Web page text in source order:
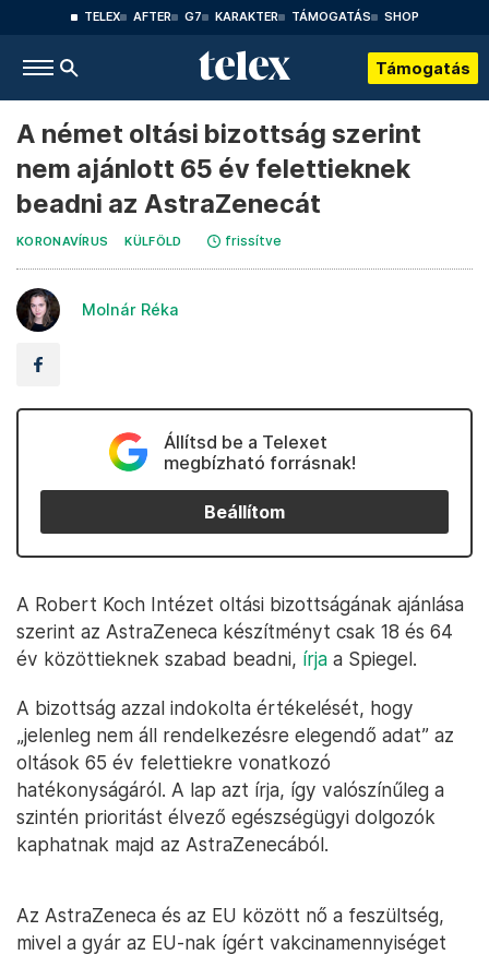
TELEX AFTER G7 KARAKTER TÁMOGATÁS SHOP
Támogatás
A német oltási bizottság szerint
nem ajánlott 65 év felettieknek
beadni az AstraZenecát
KORONAVÍRUS KÜLFÖLD frissítve
Molnár Réka
Állítsd be a Telexet
megbízható forrásnak!
Beállítom
A Robert Koch Intézet oltási bizottságának ajánlása
szerint az AstraZeneca készítményt csak 18 és 64
év közöttieknek szabad beadni, írja a Spiegel.
A bizottság azzal indokolta értékelését, hogy
„jelenleg nem áll rendelkezésre elegendő adat” az
oltások 65 év felettiekre vonatkozó
hatékonyságáról. A lap azt írja, így valószínűleg a
szintén prioritást élvező egészségügyi dolgozók
kaphatnak majd az AstraZenecából.
Az AstraZeneca és az EU között nő a feszültség,
mivel a gyár az EU-nak ígért vakcinamennyiséget